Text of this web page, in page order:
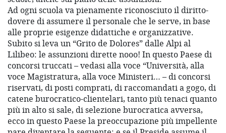
Ad ogni scuola va pienamente riconosciuto il diritto-
dovere di assumere il personale che le serve, in base
alle proprie esigenze didattiche e organizzative.
Subito si leva un “Grito de Dolores” dalle Alpi al
Lilibeo: le assunzioni dirette nooo! In questo Paese di
concorsi truccati – vedasi alla voce “Università, alla
voce Magistratura, alla voce Ministeri… – di concorsi
riservati, di posti comprati, di raccomandati a gogo, di
catene burocratico-clientelari, tanto più tenaci quanto
più in alto si sale, di selezione burocratica avversa,
ecco in questo Paese la preoccupazione più impellente